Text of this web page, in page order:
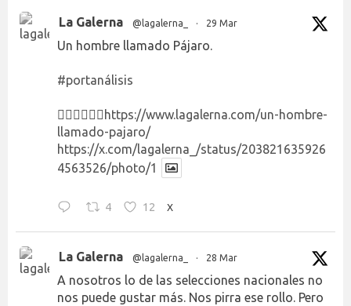
La Galerna @lagalerna_ · 29 Mar
Un hombre llamado Pájaro.
#portanálisis
👉🏻👉🏻👉🏻 https://www.lagalerna.com/un-hombre-
llamado-pajaro/
https://x.com/lagalerna_/status/203821635926
4563526/photo/1
4 12 X
La Galerna @lagalerna_ · 28 Mar
A nosotros lo de las selecciones nacionales no
nos puede gustar más. Nos pirra ese rollo. Pero